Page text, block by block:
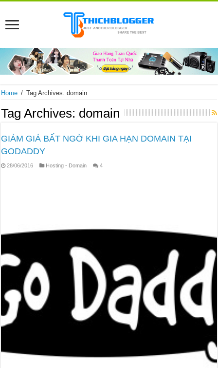
Home / Tag Archives: domain
Tag Archives: domain
GIẢM GIÁ BẤT NGỜ KHI GIA HẠN DOMAIN TẠI
GODADDY
28/06/2016 Hosting - Domain 4